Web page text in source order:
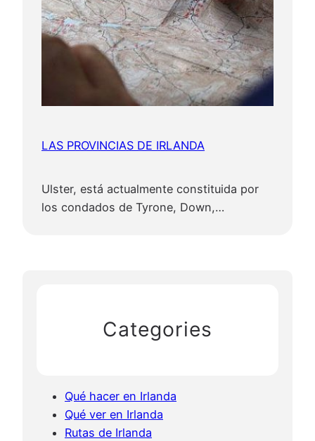
LAS PROVINCIAS DE IRLANDA
Ulster, está actualmente constituida por
los condados de Tyrone, Down,…
Categories
Qué hacer en Irlanda
Qué ver en Irlanda
Rutas de Irlanda